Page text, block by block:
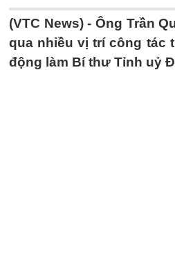
(VTC News) - Ông Trần
qua nhiều vị trí công tác
động làm Bí thư Tỉnh uỷ